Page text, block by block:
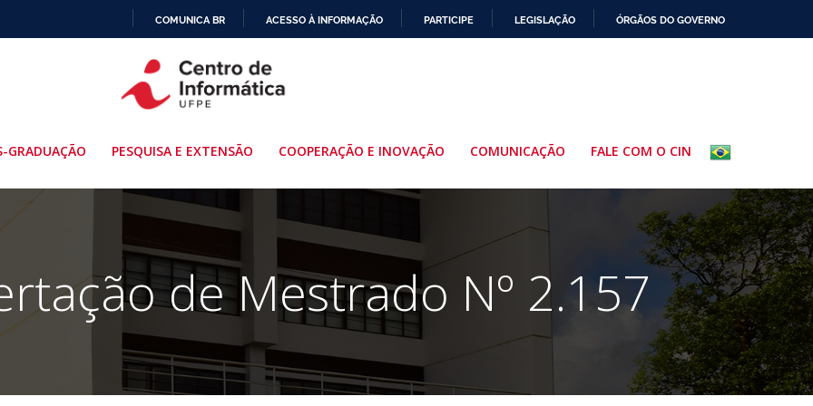
PARA
O
COMUNICA BR ACESSO À INFORMAÇÃO PARTICIPE LEGISLAÇÃO ÓRGÃOS DO GOVERNO
GRADUAÇÃO PESQUISA E EXTENSÃO COOPERAÇÃO E INOVAÇÃO COMUNICAÇÃO FALE COM O CIN
de Mestrado Nº 2.157